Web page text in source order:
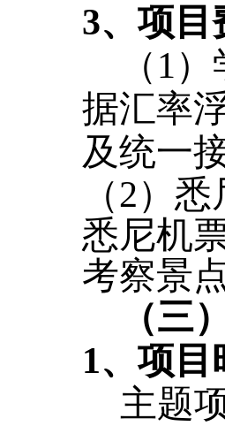
3、项目
（1
据汇率
及统一
（2）
悉尼机
考察景
（三
1、项目
主题